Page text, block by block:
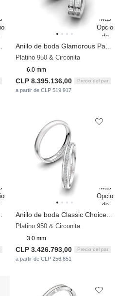
Platino 950 & Circonita
6.0 mm
CLP 8.395.136,00 Precio del par
a partir de CLP 519.917
Platino 950 & Circonita
3.0 mm
CLP 3.426.793,00 Precio del par
a partir de CLP 256.851